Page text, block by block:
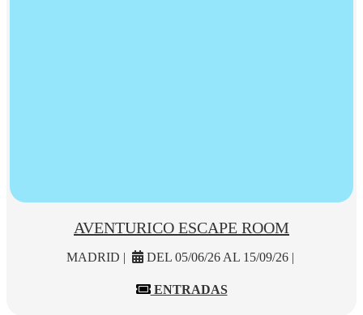
AVENTURICO ESCAPE ROOM
MADRID | DEL 05/06/26 AL 15/09/26 |
ENTRADAS